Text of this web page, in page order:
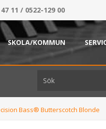
11 / 0522-129 00
SKOLA/KOMMUN
Bass® Butterscotch Blonde